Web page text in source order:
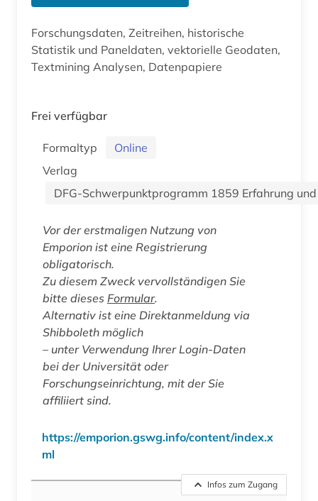
Forschungsdaten, Zeitreihen, historische
Statistik und Paneldaten, vektorielle Geodaten,
Textmining Analysen, Datenpapiere
Frei verfügbar
Formaltyp
Online
Verlag
DFG-Schwerpunktprogramm 1859 Erfahrung
Vor der erstmaligen Nutzung von
Emporion ist eine Registrierung
obligatorisch.
Zu diesem Zweck vervollständigen Sie
bitte dieses Formular.
Alternativ ist eine Direktanmeldung via
Shibboleth möglich
– unter Verwendung Ihrer Login-Daten
bei der Universität oder
Forschungseinrichtung, mit der Sie
affiliiert sind.
https://emporion.gswg.info/content/index.x
ml
Infos zum Zugang